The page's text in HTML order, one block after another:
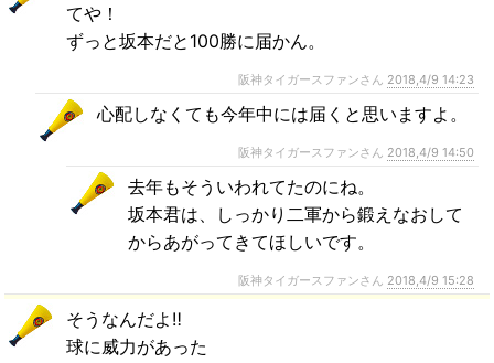
てや！
ずっと坂本だと100勝に届かん。
阪神タイガースファンさん 2018,4/9 14:23
心配しなくても今年中には届くと思いますよ。
阪神タイガースファンさん 2018,4/9 14:50
去年もそういわれてたのにね。
坂本君は、しっかり二軍から鍛えなおして
からあがってきてほしいです。
阪神タイガースファンさん 2018,4/9 15:28
そうなんだよ‼︎
球に威力があった